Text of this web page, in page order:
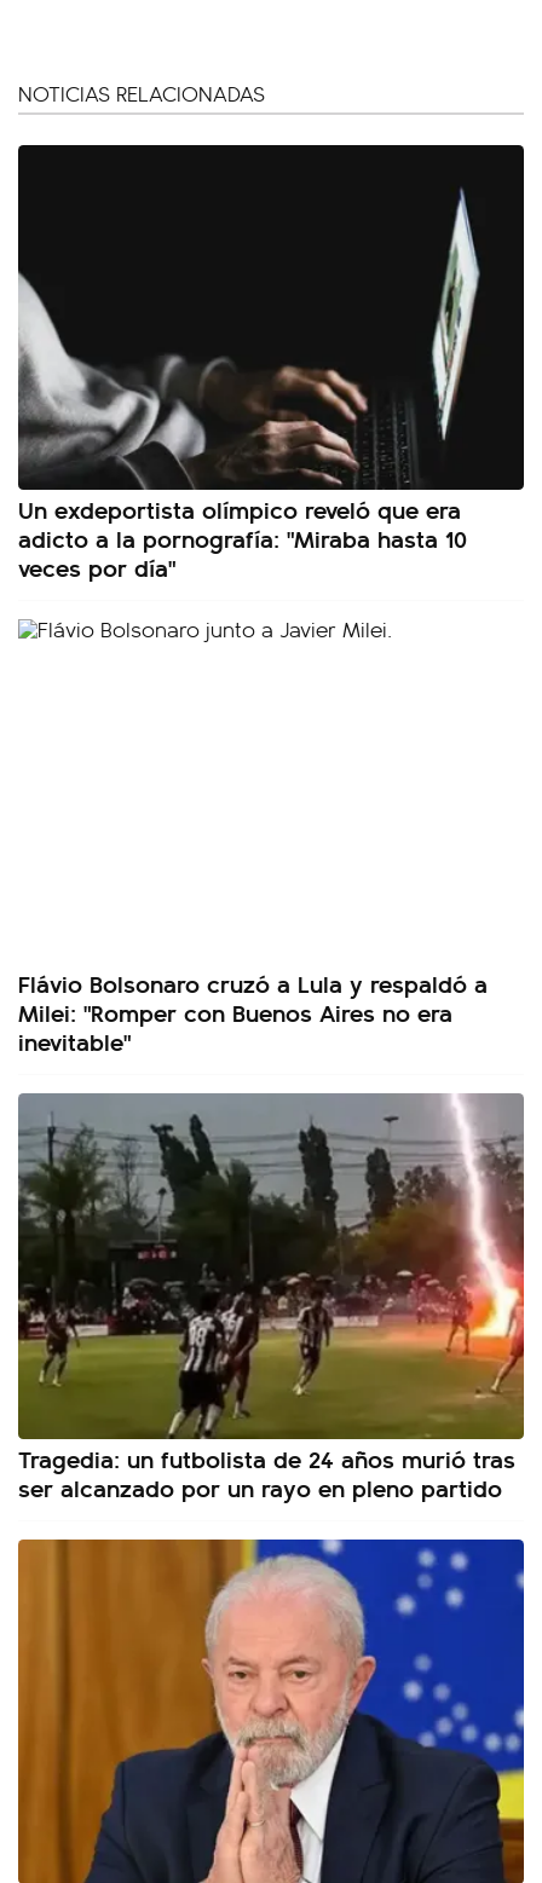
NOTICIAS RELACIONADAS
Un exdeportista olímpico reveló que era
adicto a la pornografía: "Miraba hasta 10
veces por día"
Flávio Bolsonaro cruzó a Lula y respaldó a
Milei: "Romper con Buenos Aires no era
inevitable"
Tragedia: un futbolista de 24 años murió tras
ser alcanzado por un rayo en pleno partido